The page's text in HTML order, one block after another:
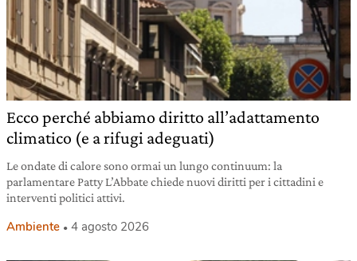
Ecco perché abbiamo diritto all’adattamento
climatico (e a rifugi adeguati)
Le ondate di calore sono ormai un lungo continuum: la
parlamentare Patty L’Abbate chiede nuovi diritti per i cittadini e
interventi politici attivi.
Ambiente 4 agosto 2026